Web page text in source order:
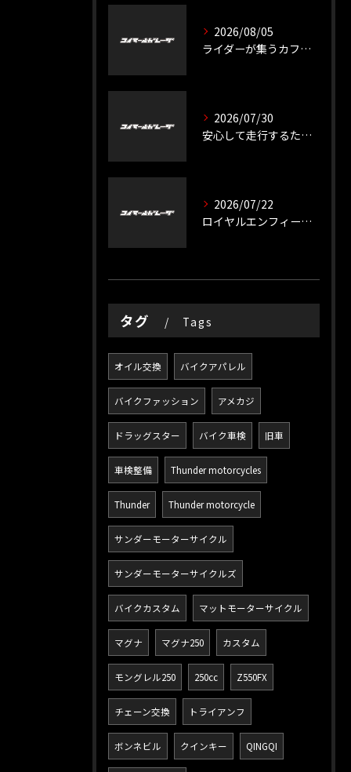
2026/08/05
ライダーが集うカフェスペースの魅力と交流の広げ方
2026/07/30
安心して走行するためのバイク徹底整備のポイント
2026/07/22
ロイヤルエンフィールドの整備で長く乗る秘訣
タグ Tags
オイル交換 バイクアパレル
バイクファッション アメカジ
ドラッグスター バイク車検 旧車
車検整備 Thunder motorcycles
Thunder Thunder motorcycle
サンダーモーターサイクル
サンダーモーターサイクルズ
バイクカスタム マットモーターサイクル
マグナ マグナ250 カスタム
モングレル250 250cc Z550FX
チェーン交換 トライアンフ
ボンネビル クインキー QINGQI